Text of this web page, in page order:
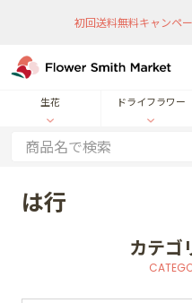
初回送料無料キャンペ
生花 ドライフラワー
は行
カテゴ